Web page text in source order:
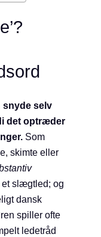
snyde selv
det optræder
Som
skimte eller
et slægtled; og
dansk
spiller ofte
ledetråd